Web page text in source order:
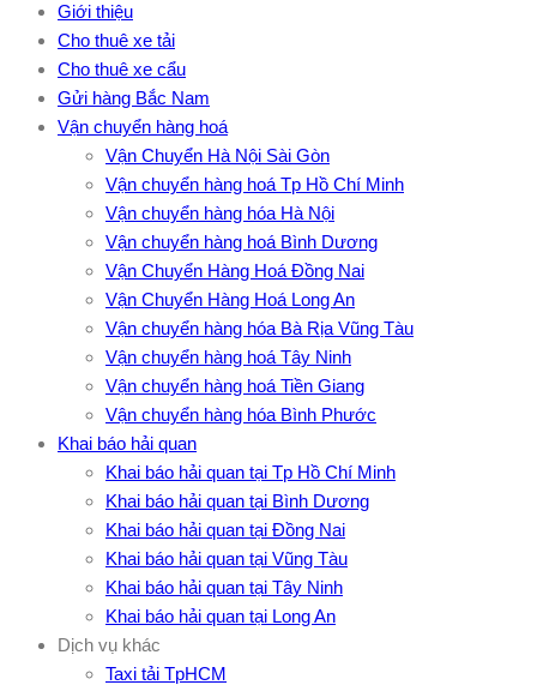
Giới thiệu
Cho thuê xe tải
Cho thuê xe cẩu
Gửi hàng Bắc Nam
Vận chuyển hàng hoá
Vận Chuyển Hà Nội Sài Gòn
Vận chuyển hàng hoá Tp Hồ Chí Minh
Vận chuyển hàng hóa Hà Nội
Vận chuyển hàng hoá Bình Dương
Vận Chuyển Hàng Hoá Đồng Nai
Vận Chuyển Hàng Hoá Long An
Vận chuyển hàng hóa Bà Rịa Vũng Tàu
Vận chuyển hàng hoá Tây Ninh
Vận chuyển hàng hoá Tiền Giang
Vận chuyển hàng hóa Bình Phước
Khai báo hải quan
Khai báo hải quan tại Tp Hồ Chí Minh
Khai báo hải quan tại Bình Dương
Khai báo hải quan tại Đồng Nai
Khai báo hải quan tại Vũng Tàu
Khai báo hải quan tại Tây Ninh
Khai báo hải quan tại Long An
Dịch vụ khác
Taxi tải TpHCM